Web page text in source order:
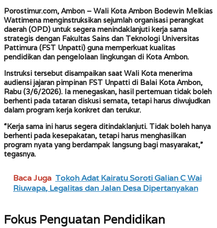
Porostimur.com, Ambon – Wali Kota Ambon Bodewin Melkias
Wattimena menginstruksikan sejumlah organisasi perangkat
daerah (OPD) untuk segera menindaklanjuti kerja sama
strategis dengan Fakultas Sains dan Teknologi Universitas
Pattimura (FST Unpatti) guna memperkuat kualitas
pendidikan dan pengelolaan lingkungan di Kota Ambon.
Instruksi tersebut disampaikan saat Wali Kota menerima
audiensi jajaran pimpinan FST Unpatti di Balai Kota Ambon,
Rabu (3/6/2026). Ia menegaskan, hasil pertemuan tidak boleh
berhenti pada tataran diskusi semata, tetapi harus diwujudkan
dalam program kerja konkret dan terukur.
“Kerja sama ini harus segera ditindaklanjuti. Tidak boleh hanya
berhenti pada kesepakatan, tetapi harus menghasilkan
program nyata yang berdampak langsung bagi masyarakat,”
tegasnya.
Baca Juga Tokoh Adat Kairatu Soroti Galian C Wai
Riuwapa, Legalitas dan Jalan Desa Dipertanyakan
Fokus Penguatan Pendidikan